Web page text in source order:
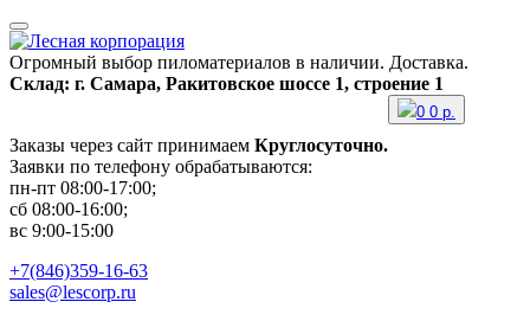
Огромный выбор пиломатериалов в наличии. Доставка.
Склад: г. Самара, Ракитовское шоссе 1, строение 1
Заказы через сайт принимаем Круглосуточно.
Заявки по телефону обрабатываются:
пн-пт 08:00-17:00;
сб 08:00-16:00;
вс 9:00-15:00
0 0 р.
+7(846)359-16-63
sales@lescorp.ru